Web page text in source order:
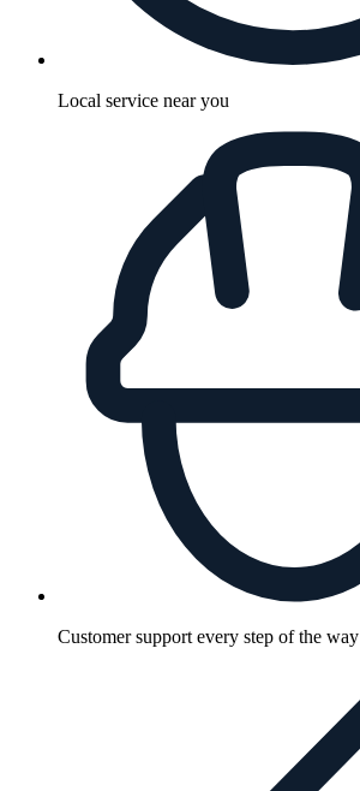
Local service near you
Customer support every step of the way